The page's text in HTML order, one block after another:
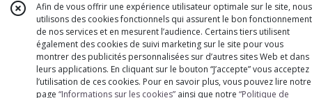
Afin de vous offrir une expérience utilisateur optimale sur le site, nous
utilisons des cookies fonctionnels qui assurent le bon fonctionnement
de nos services et en mesurent l’audience. Certains tiers utilisent
également des cookies de suivi marketing sur le site pour vous
montrer des publicités personnalisées sur d’autres sites Web et dans
leurs applications. En cliquant sur le bouton “J’accepte” vous acceptez
l’utilisation de ces cookies. Pour en savoir plus, vous pouvez lire notre
page “Informations sur les cookies” ainsi que notre “Politique de